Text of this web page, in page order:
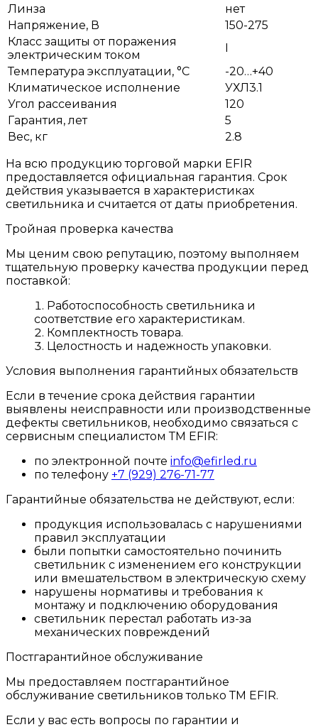
Линза
нет
Напряжение, В
150-275
Класс защиты от поражения
электрическим током
I
Температура эксплуатации, °С
-20…+40
Климатическое исполнение
УХЛ3.1
Угол рассеивания
120
Гарантия, лет
5
Вес, кг
2.8
На всю продукцию торговой марки EFIR
предоставляется официальная гарантия. Срок
действия указывается в характеристиках
светильника и считается от даты приобретения.
Тройная проверка качества
Мы ценим свою репутацию, поэтому выполняем
тщательную проверку качества продукции перед
поставкой:
Работоспособность светильника и
соответствие его характеристикам.
Комплектность товара.
Целостность и надежность упаковки.
Условия выполнения гарантийных обязательств
Если в течение срока действия гарантии
выявлены неисправности или производственные
дефекты светильников, необходимо связаться с
сервисным специалистом ТМ EFIR:
по электронной почте info@efirled.ru
по телефону +7 (929) 276-71-77
Гарантийные обязательства не действуют, если:
продукция использовалась с нарушениями
правил эксплуатации
были попытки самостоятельно починить
светильник с изменением его конструкции
или вмешательством в электрическую схему
нарушены нормативы и требования к
монтажу и подключению оборудования
светильник перестал работать из-за
механических повреждений
Постгарантийное обслуживание
Мы предоставляем постгарантийное
обслуживание светильников только ТМ EFIR.
Если у вас есть вопросы по гарантии и